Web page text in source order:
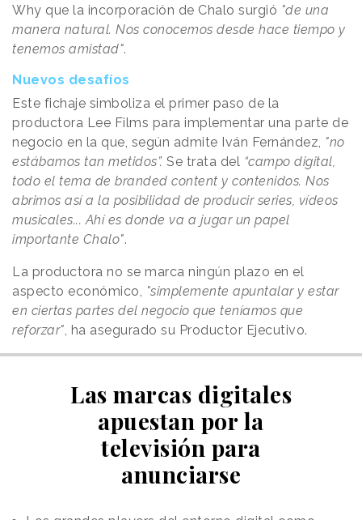
Why que la incorporación de Chalo surgió "de una
manera natural. Nos conocemos desde hace tiempo y
tenemos amistad".
Nuevos desafíos
Este fichaje simboliza el primer paso de la
productora Lee Films para implementar una parte de
negocio en la que, según admite Iván Fernández, "no
estábamos tan metidos”. Se trata del “campo digital,
todo el tema de branded content y contenidos. Nos
abrimos así a la posibilidad de producir series, vídeos
musicales... Ahí es donde va a jugar un papel
importante Chalo".
La productora no se marca ningún plazo en el
aspecto económico, "simplemente apuntalar y estar
en ciertas partes del negocio que teníamos que
reforzar", ha asegurado su Productor Ejecutivo.
Las marcas digitales
apuestan por la
televisión para
anunciarse